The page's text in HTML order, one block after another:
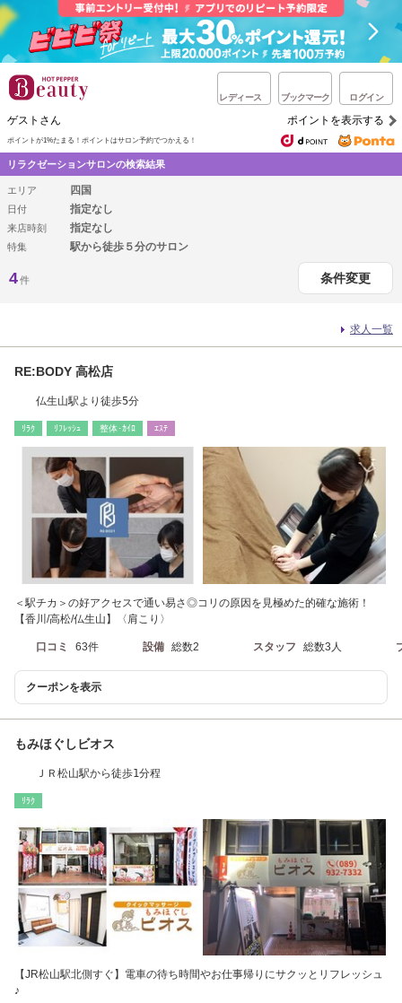
レディース ブックマーク ログイン
ゲストさん ポイントを表示する
ポイントが1%たまる！ ポイントはサロン予約でつかえる！
リラクゼーションサロンの検索結果
エリア 四国
日付 指定なし
来店時刻 指定なし
特集 駅から徒歩５分のサロン
4件 条件変更
求人一覧
RE:BODY 高松店
仏生山駅より徒歩5分
ﾘﾗｸ ﾘﾌﾚｯｼｭ 整体･ｶｲﾛ ｴｽﾃ
＜駅チカ＞の好アクセスで通い易さ◎コリの原因を見極めた的確な施術！
【香川/高松/仏生山】〈肩こり〉
口コミ 63件 設備 総数2 スタッフ 総数3人
クーポンを表示
もみほぐしビオス
ＪＲ松山駅から徒歩1分程
ﾘﾗｸ
【JR松山駅北側すぐ】電車の待ち時間やお仕事帰りにサクッとリフレッシュ
♪